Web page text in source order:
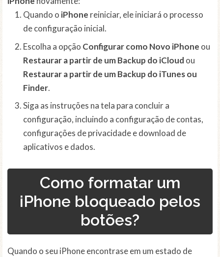
Quando o iPhone reiniciar, ele iniciará o processo
de configuração inicial.
Escolha a opção Configurar como Novo iPhone ou
Restaurar a partir de um Backup do iCloud ou
Restaurar a partir de um Backup do iTunes ou
Finder.
Siga as instruções na tela para concluir a
configuração, incluindo a configuração de contas,
configurações de privacidade e download de
aplicativos e dados.
Como formatar um
iPhone bloqueado pelos
botões?
Quando o seu iPhone encontrase em um estado de